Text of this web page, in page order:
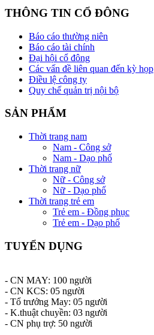
THÔNG TIN CỔ ĐÔNG
Báo cáo thường niên
Báo cáo tài chính
Đại hội cổ đông
Các vấn đề liên quan đến kỳ họp
Điều lệ công ty
Quy chế quản trị nội bộ
SẢN PHẨM
Thời trang nam
Nam - Công sở
Nam - Dạo phố
Thời trang nữ
Nữ - Công sở
Nữ - Dạo phố
Thời trang trẻ em
Trẻ em - Đồng phục
Trẻ em - Dạo phố
TUYỂN DỤNG
- CN MAY: 100 người
- CN KCS: 05 người
- Tổ trưởng May: 05 người
- K.thuật chuyền: 03 người
- CN phụ trợ: 50 người